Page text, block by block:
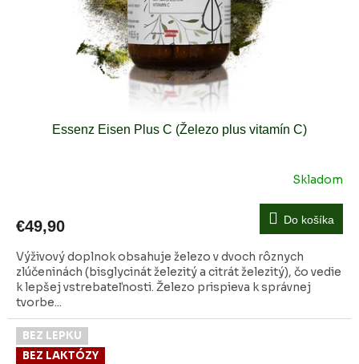
Essenz Eisen Plus C (Železo plus vitamín C)
Skladom
€49,90 Do košíka
Výživový doplnok obsahuje železo v dvoch rôznych
zlúčeninách (bisglycinát železitý a citrát železitý), čo vedie
k lepšej vstrebateľnosti. Železo prispieva k správnej
tvorbe...
BEZ LEPKU
BEZ LAKTÓZY